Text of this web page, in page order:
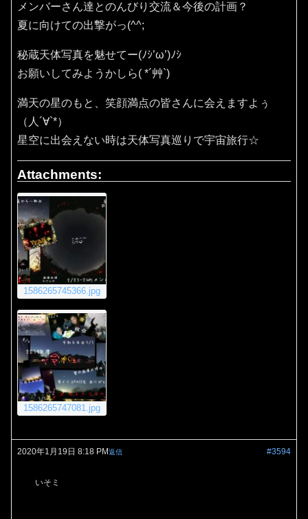
メンバーさん達とのんびり交流＆今後の計画？
夏に向けての出撃がっ(^^;
秘蔵天体写真を魅せてー(ﾉｼ’ω’)ﾉｼ
お願いしてみようかしら( *´艸`)
満天の星のもと、笑顔満点の皆さんに会えますよぅ
（人´∀`*）
星空に出会えない時は天体写真巡りで宇宙旅行☆
Attachments:
1586265745366.jpg
1586265747081.jpg
2020年1月19日 8:18 PM #3594
返信
いそミ